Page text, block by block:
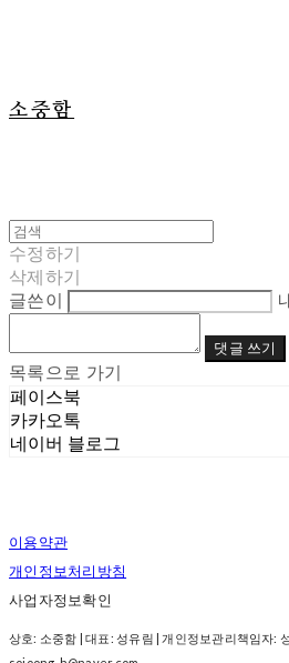
소중함
수정하기
삭제하기
글쓴이
댓글 쓰기
목록으로 가기
페이스북
카카오톡
네이버 블로그
이용약관
개인정보처리방침
사업자정보확인
상호: 소중함 | 대표: 성유림 | 개인정보관리책임자: